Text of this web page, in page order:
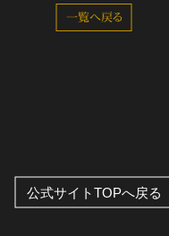
一覧へ戻る
公式サイトTOPへ戻る